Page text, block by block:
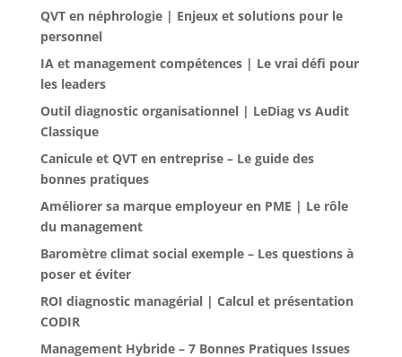
QVT en néphrologie | Enjeux et solutions pour le
personnel
IA et management compétences | Le vrai défi pour
les leaders
Outil diagnostic organisationnel | LeDiag vs Audit
Classique
Canicule et QVT en entreprise – Le guide des
bonnes pratiques
Améliorer sa marque employeur en PME | Le rôle
du management
Baromètre climat social exemple – Les questions à
poser et éviter
ROI diagnostic managérial | Calcul et présentation
CODIR
Management Hybride – 7 Bonnes Pratiques Issues